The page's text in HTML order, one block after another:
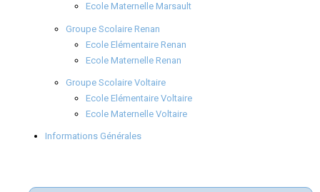
Ecole Maternelle Marsault
Groupe Scolaire Renan
Ecole Elémentaire Renan
Ecole Maternelle Renan
Groupe Scolaire Voltaire
Ecole Elémentaire Voltaire
Ecole Maternelle Voltaire
Informations Générales